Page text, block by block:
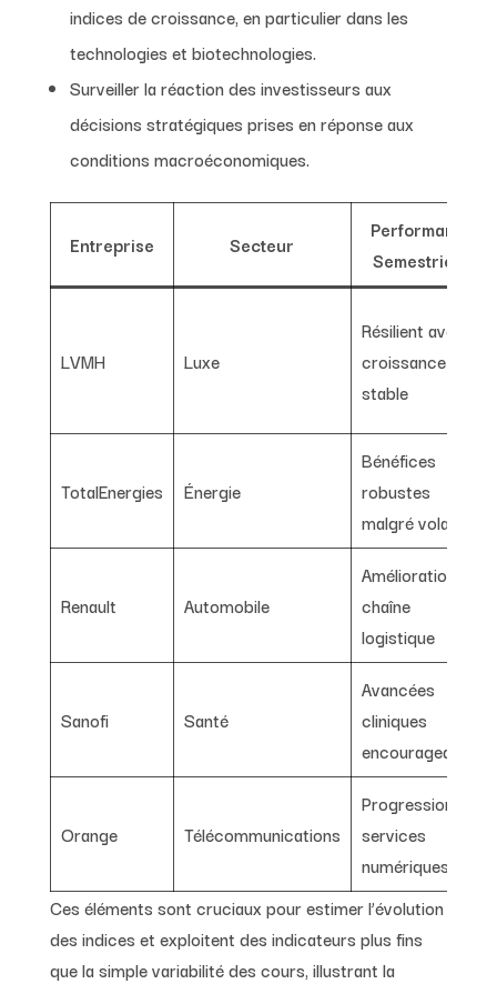
indices de croissance, en particulier dans les
technologies et biotechnologies.
Surveiller la réaction des investisseurs aux
décisions stratégiques prises en réponse aux
conditions macroéconomiques.
Entreprise Secteur
Performance
Semestrielle
LVMH Luxe
Résilient avec
croissance
stable
TotalEnergies Énergie
Bénéfices
robustes
malgré volatilité
Renault Automobile
Amélioration
chaîne
logistique
Sanofi Santé
Avancées
cliniques
encourageantes
Orange Télécommunications
Progression
services
numériques
Ces éléments sont cruciaux pour estimer l’évolution
des indices et exploitent des indicateurs plus fins
que la simple variabilité des cours, illustrant la